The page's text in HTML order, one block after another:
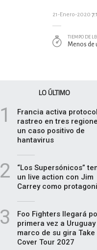
21-Enero-2020
TIEMPO DE
Menos de
LO ÚLTIMO
1
Francia activa
rastreo en tres
un caso positivo de
hantavirus
2
“Los Supersónicos”
un live action con Jim
Carrey como
3
Foo Fighters llegará
primera vez a
marco de su gira Take
Cover Tour 2027